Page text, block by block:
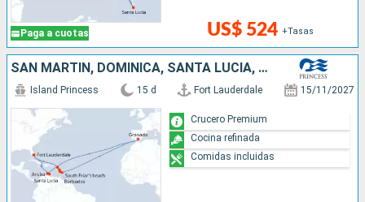
Paga a cuotas US$ 524 +Tasas
SAN MARTÍN, DOMINICA, SANTA LUCIA, BARBADOS, GRENADA, ARUBA, ESTADOS UNIDOS
Island Princess 15 d Fort Lauderdale 15/11/2027
Crucero Premium
Cocina refinada
Comidas incluidas